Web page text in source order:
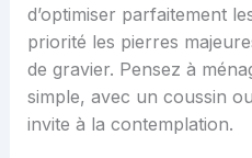
d’optimiser parfaitement
priorité les pierres
de gravier. Pensez à
simple, avec un coussin
invite à la contemplation.